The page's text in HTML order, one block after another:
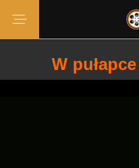
W